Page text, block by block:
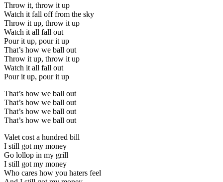
Throw it, throw it up
Watch it fall off from the sky
Throw it up, throw it up
Watch it all fall out
Pour it up, pour it up
That’s how we ball out
Throw it up, throw it up
Watch it all fall out
Pour it up, pour it up
That’s how we ball out
That’s how we ball out
That’s how we ball out
That’s how we ball out
Valet cost a hundred bill
I still got my money
Go lollop in my grill
I still got my money
Who cares how you haters feel